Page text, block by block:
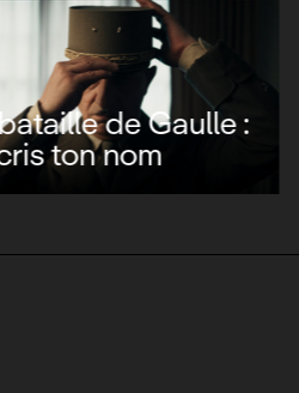
de Gaulle :
ton nom